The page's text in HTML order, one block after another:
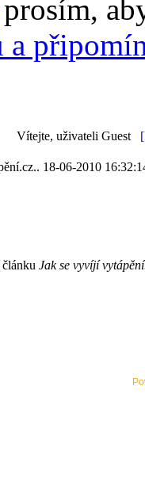
prosím,
a
Vítejte, uživateli Guest
18-06-2010
článku Jak se vyvíjí